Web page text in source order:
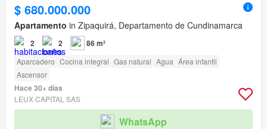
$ 680.000.000
Apartamento in Zipaquirá, Departamento de Cundinamarca
2 2 86 m²
Aparcadero Cocina integral Gas natural Agua Área infantil
Ascensor
Hace 30+ días
LEUX CAPITAL SAS
WhatsApp